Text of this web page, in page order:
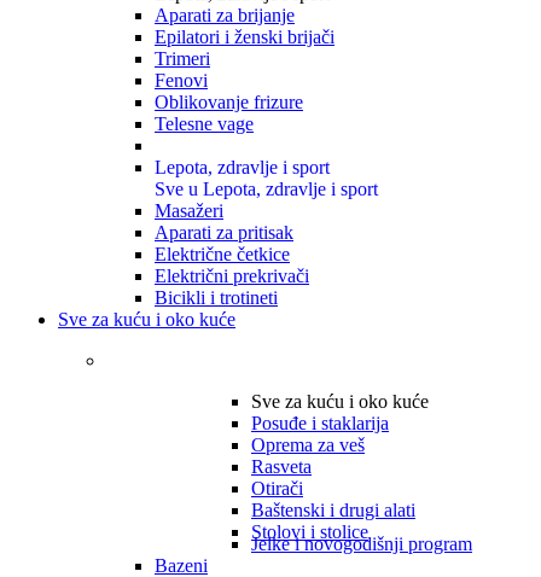
Aparati za brijanje
Epilatori i ženski brijači
Trimeri
Fenovi
Oblikovanje frizure
Telesne vage
Lepota, zdravlje i sport
Sve u Lepota, zdravlje i sport
Masažeri
Aparati za pritisak
Električne četkice
Električni prekrivači
Bicikli i trotineti
Sve za kuću i oko kuće
Sve za kuću i oko kuće
Posuđe i staklarija
Oprema za veš
Rasveta
Otirači
Baštenski i drugi alati
Stolovi i stolice
Jelke i novogodišnji program
Bazeni